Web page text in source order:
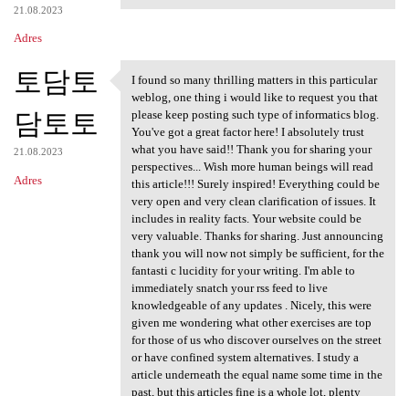
21.08.2023
Adres
토담토
담토토
21.08.2023
Adres
I found so many thrilling
I found so many thrilling matters in this particular
weblog, one thing i would like to request you that
please keep posting such type of informatics blog.
You've got a great factor here! I absolutely trust
what you have said!! Thank you for sharing your
perspectives... Wish more human beings will read
this article!!! Surely inspired! Everything could be
very open and very clean clarification of issues. It
includes in reality facts. Your website could be
very valuable. Thanks for sharing. Just announcing
thank you will now not simply be sufficient, for the
fantasti c lucidity for your writing. I'm able to
immediately snatch your rss feed to live
knowledgeable of any updates . Nicely, this were
given me wondering what other exercises are top
for those of us who discover ourselves on the street
or have confined system alternatives. I study a
article underneath the equal name some time in the
past, but this articles fine is a whole lot, plenty